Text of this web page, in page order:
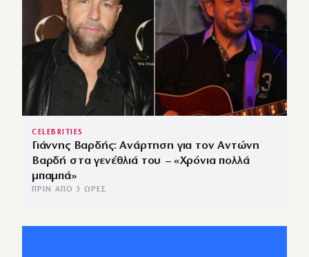
CELEBRITIES
Γιάννης Βαρδής: Ανάρτηση για τον Αντώνη
Βαρδή στα γενέθλιά του – «Χρόνια πολλά
μπαμπά»
ΠΡΙΝ ΑΠΌ 3 ΏΡΕΣ